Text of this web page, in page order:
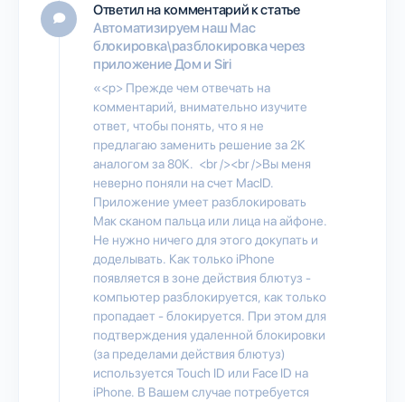
Ответил на комментарий к статье
Автоматизируем наш Mac
блокировка\разблокировка через
приложение Дом и Siri
«<p> Прежде чем отвечать на
комментарий, внимательно изучите
ответ, чтобы понять, что я не
предлагаю заменить решение за 2К
аналогом за 80К. <br /><br />Вы меня
неверно поняли на счет MacID.
Приложение умеет разблокировать
Мак сканом пальца или лица на айфоне.
Не нужно ничего для этого докупать и
доделывать. Как только iPhone
появляется в зоне действия блютуз -
компьютер разблокируется, как только
пропадает - блокируется. При этом для
подтверждения удаленной блокировки
(за пределами действия блютуз)
используется Touch ID или Face ID на
iPhone. В Вашем случае потребуется